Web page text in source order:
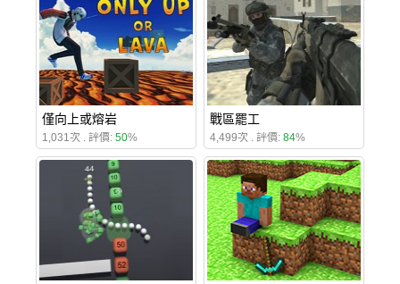
僅向上或熔岩
1,031次 . 評價: 50%
戰區罷工
4,499次 . 評價: 84%